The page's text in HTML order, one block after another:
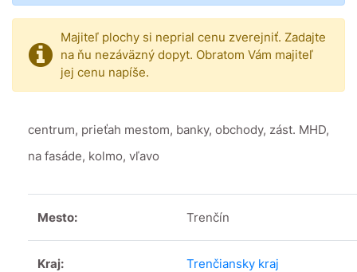
Majiteľ plochy si neprial cenu zverejniť. Zadajte
na ňu nezáväzný dopyt. Obratom Vám majiteľ
jej cenu napíše.
centrum, prieťah mestom, banky, obchody, zást. MHD,
na fasáde, kolmo, vľavo
Mesto: Trenčín
Kraj: Trenčiansky kraj